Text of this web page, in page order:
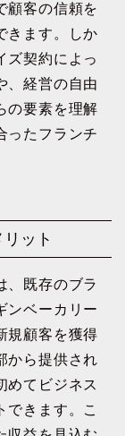
顧客の信頼を
きます。しか
ズ契約によっ
、経営の自由
の要素を理解
ったフランチ
ット
、既存のブラ
ンベーカリー
規顧客を獲得
から提供され
めてビジネス
できます。こ